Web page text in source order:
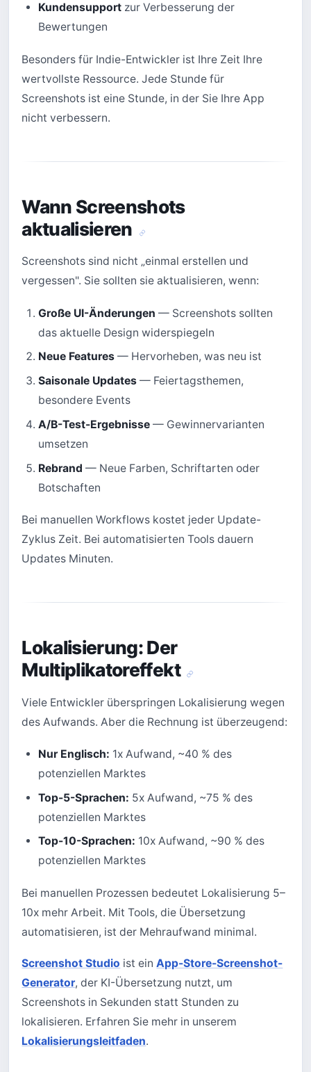
Kundensupportzur Verbesserung der
Bewertungen
Besonders für Indie-Entwickler ist Ihre Zeit Ihre
wertvollste Ressource. Jede Stunde für
Screenshots ist eine Stunde, in der Sie Ihre App
nicht verbessern.
Wann Screenshots
aktualisieren
Screenshots sind nicht „einmal erstellen und
vergessen". Sie sollten sie aktualisieren, wenn:
Große UI-Änderungen — Screenshots sollten
das aktuelle Design widerspiegeln
Neue Features— Hervorheben, was neu ist
Saisonale Updates— Feiertagsthemen,
besondere Events
A/B-Test-Ergebnisse— Gewinnervarianten
umsetzen
Rebrand — Neue Farben, Schriftarten oder
Botschaften
Bei manuellen Workflows kostet jeder Update-
Zyklus Zeit. Bei automatisierten Tools dauern
Updates Minuten.
Lokalisierung: Der
Multiplikatoreffekt
Viele Entwickler überspringen Lokalisierung wegen
des Aufwands. Aber die Rechnung ist überzeugend:
Nur Englisch: 1x Aufwand, ~40 % des
potenziellen Marktes
Top-5-Sprachen: 5x Aufwand, ~75 % des
potenziellen Marktes
Top-10-Sprachen: 10x Aufwand, ~90 % des
potenziellen Marktes
Bei manuellen Prozessen bedeutet Lokalisierung 5–
10x mehr Arbeit. Mit Tools, die Übersetzung
automatisieren, ist der Mehraufwand minimal.
Screenshot Studio ist einApp-Store-Screenshot-
Generator, der KI-Übersetzung nutzt, um
Screenshots in Sekunden statt Stunden zu
lokalisieren. Erfahren Sie mehr in unserem
Lokalisierungsleitfaden.